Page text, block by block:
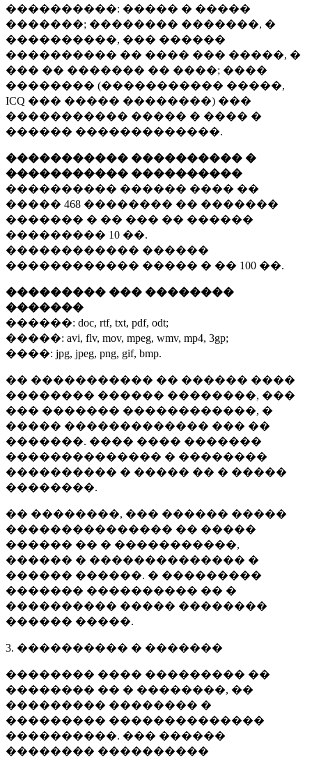
����������: ����� � �����
�������; �������� �������, �
����������, ��� ������
���������� �� ���� ��� �����, �
��� �� ������� �� ����; ����
�������� (����������� �����,
ICQ ��� ����� ��������) ���
����������� ����� � ���� �
������ �������������.
����������� ���������� �
����������� ����������
���������� ������ ���� ��
����� 468 �������� �� �������
������� � �� ��� �� ������
��������� 10 ��.
������������ ������
������������ ����� � �� 100 ��.
��������� ��� ��������
�������
������: doc, rtf, txt, pdf, odt;
�����: avi, flv, mov, mpeg, wmv, mp4, 3gp;
����: jpg, jpeg, png, gif, bmp.
�� ����������� �� ������ ����
�������� ������ ��������, ���
��� ������� ������������, �
����� ������������� ��� ��
�������. ���� ���� �������
�������������� � ��������
���������� � ����� �� � �����
��������.
�� ��������, ��� ������ �����
��������������� �� �����
������ �� � �����������,
������ � �������������� �
������ ������. � ���������
������� ���������� �� �
���������� ����� ��������
������ �����.
3. ���������� � �������
�������� ���� ��������� ��
�������� �� � ��������, ��
��������� �������� �
��������� ��������������
����������. ��� ������
�������� ����������